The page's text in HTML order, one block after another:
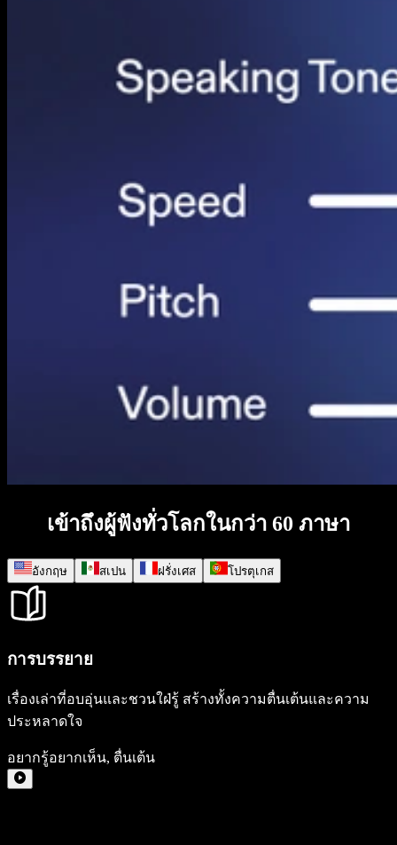
เข้าถึงผู้ฟังทั่วโลกในกว่า 60 ภาษา
อังกฤษ สเปน ฝรั่งเศส โปรตุเกส
การบรรยาย
เรื่องเล่าที่อบอุ่นและชวนใฝ่รู้ สร้างทั้งความตื่นเต้นและความ
ประหลาดใจ
อยากรู้อยากเห็น, ตื่นเต้น